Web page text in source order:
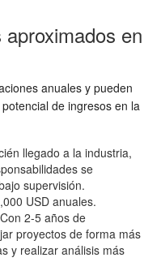
en
anuales y pueden
de ingresos en la
llegado a la industria,
se
supervisión.
USD anuales.
Con 2-5 años de
proyectos de forma más
y realizar análisis más